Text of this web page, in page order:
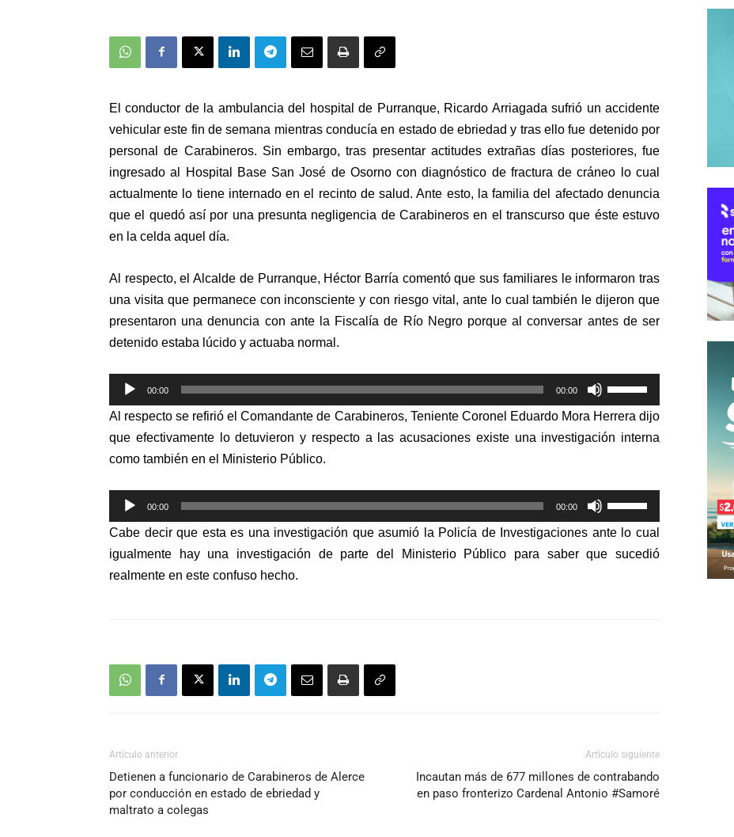
El conductor de la ambulancia del hospital de Purranque, Ricardo Arriagada sufrió un accidente
vehicular este fin de semana mientras conducía en estado de ebriedad y tras ello fue detenido por
personal de Carabineros. Sin embargo, tras presentar actitudes extrañas días posteriores, fue
ingresado al Hospital Base San José de Osorno con diagnóstico de fractura de cráneo lo cual
actualmente lo tiene internado en el recinto de salud. Ante esto, la familia del afectado denuncia
que el quedó así por una presunta negligencia de Carabineros en el transcurso que éste estuvo
en la celda aquel día.
Al respecto, el Alcalde de Purranque, Héctor Barría comentó que sus familiares le informaron tras
una visita que permanece con inconsciente y con riesgo vital, ante lo cual también le dijeron que
presentaron una denuncia con ante la Fiscalía de Río Negro porque al conversar antes de ser
detenido estaba lúcido y actuaba normal.
Reproductor
de
audio
00:00 00:00
las
teclas
de
para
aumentar
Al respecto se refirió el Comandante de Carabineros, Teniente Coronel Eduardo Mora Herrera dijo
que efectivamente lo detuvieron y respecto a las acusaciones existe una investigación interna
como también en el Ministerio Público.
Reproductor
de
audio
00:00 00:00
las
teclas
de
Cabe decir que esta es una investigación que asumió la Policía de Investigaciones ante lo cual
igualmente hay una investigación de parte del Ministerio Público para saber que sucedió
realmente en este confuso hecho.
Artículo anterior
Detienen a funcionario de Carabineros de Alerce
por conducción en estado de ebriedad y
maltrato a colegas
Artículo siguiente
Incautan más de 677 millones de contrabando
en paso fronterizo Cardenal Antonio #Samoré